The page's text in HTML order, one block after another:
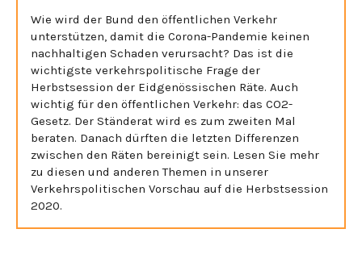
Wie wird der Bund den öffentlichen Verkehr
unterstützen, damit die Corona-Pandemie keinen
nachhaltigen Schaden verursacht? Das ist die
wichtigste verkehrspolitische Frage der
Herbstsession der Eidgenössischen Räte. Auch
wichtig für den öffentlichen Verkehr: das CO2-
Gesetz. Der Ständerat wird es zum zweiten Mal
beraten. Danach dürften die letzten Differenzen
zwischen den Räten bereinigt sein. Lesen Sie mehr
zu diesen und anderen Themen in unserer
Verkehrspolitischen Vorschau auf die Herbstsession
2020.